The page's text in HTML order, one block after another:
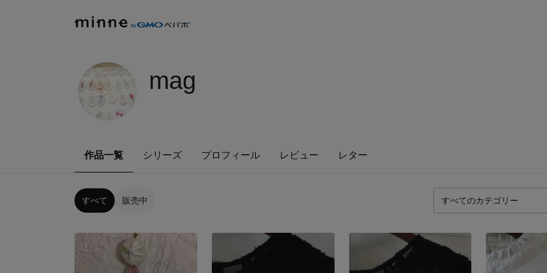
mag
作品一覧 シリーズ プロフィール レビュー レター
すべて 販売中